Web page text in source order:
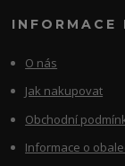
INFORMACE
O nás
Jak nakupovat
Obchodní
Informace o